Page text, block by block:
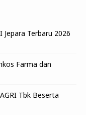
Terbaru 2026
Farma dan
Tbk Beserta